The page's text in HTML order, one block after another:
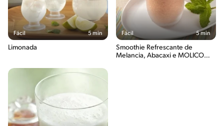
Fácil 5 min
Limonada
Fácil 5 min
Smoothie Refrescante de
Melancia, Abacaxi e MOLICO